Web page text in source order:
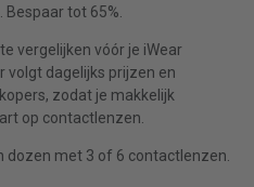
Bespaar tot 65%.
vergelijken vóór je iWear
volgt dagelijks prijzen en
zodat je makkelijk
op contactlenzen.
dozen met 3 of 6 contactlenzen.